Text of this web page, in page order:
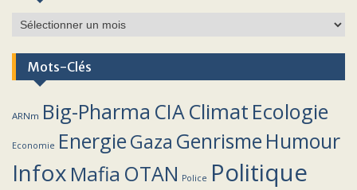
Archives
Mots-Clés
ARNm Big-Pharma CIAClimat Ecologie
Economie EnergieGaza Genrisme Humour
Infox Mafia OTAN Police Politique